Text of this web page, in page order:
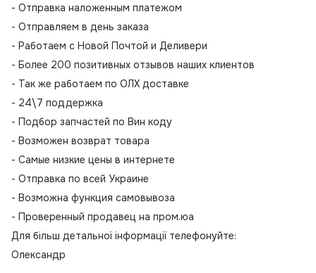
- Отправка наложенным платежом
- Отправляем в день заказа
- Работаем с Новой Почтой и Деливери
- Более 200 позитивных отзывов наших клиентов
- Так же работаем по ОЛХ доставке
- 24\7 поддержка
- Подбор запчастей по Вин коду
- Возможен возврат товара
- Самые низкие цены в интернете
- Отправка по всей Украине
- Возможна функция самовывоза
- Проверенный продавец на пром.юа
Для більш детальної інформації телефонуйте:
Олександр